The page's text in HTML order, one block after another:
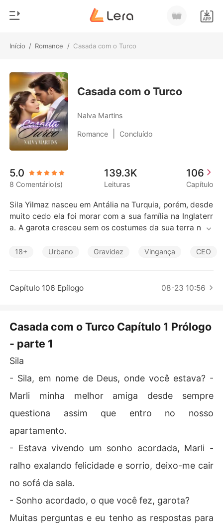
Início / Romance / Casada com o Turco
Loja
Histórico
Sair
Baixar App
Gênero
Moderno
Lobisomem
Contos
Bilionários
Contos Curtos
Casada com o Turco
Nalva Martins
Romance Concluído
5.0
8 Comentário(s)
139.3K
Leituras
106
Capítulo
Sila Yilmaz nasceu em Antália na Turquia, porém, desde
muito cedo ela foi morar com a sua família na Inglaterr
a. A garota cresceu sem os costumes da sua terra nata
ais velho que cuidasse da família e que não permitisse
Murat Arslan é o barão do petróleo. Um homem poderos
o. Ali Arslan, seu filho de seis anos.
Uma exigência dos seus sócios o levará a um casament
osa fosse jovem demais e falante demais.
18+ Urbano Gravidez Vingança CEO
Capítulo 106 Epílogo 08-23 10:56
Casada com o Turco Capítulo 1 Prólogo
- parte 1
Sila
- Sila, em nome de Deus, onde você estava? -
Marli minha melhor amiga desde sempre
questiona assim que entro no nosso
apartamento.
- Estava vivendo um sonho acordada, Marli -
ralho exalando felicidade e sorrio, deixo-me cair
no sofá da sala.
- Sonho acordado, o que você fez, garota?
Muitas perguntas e eu tenho as respostas para